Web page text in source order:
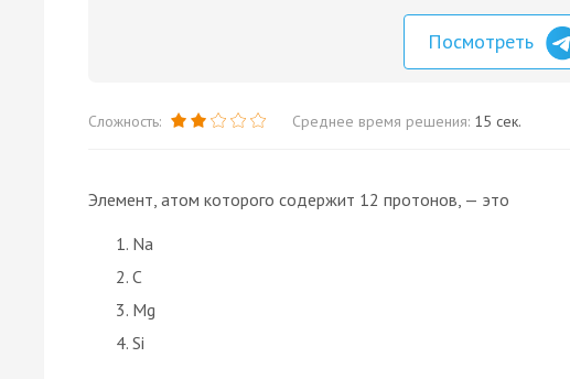
Посмотреть
Сложность: Среднее время решения: 15 сек.
Элемент, атом которого содержит 12 протонов, — это
Na
C
Mg
Si